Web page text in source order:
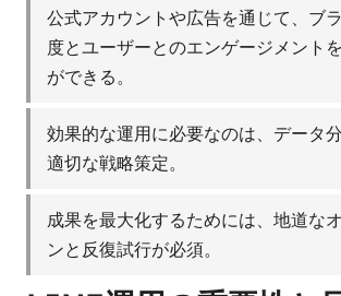
公式アカウントや広告を通じて、ブ
度とユーザーとのエンゲージメント
ができる。
効果的な運用に必要なのは、データ
適切な戦略策定。
成果を最大化するためには、地道な
ンと反復試行が必須。